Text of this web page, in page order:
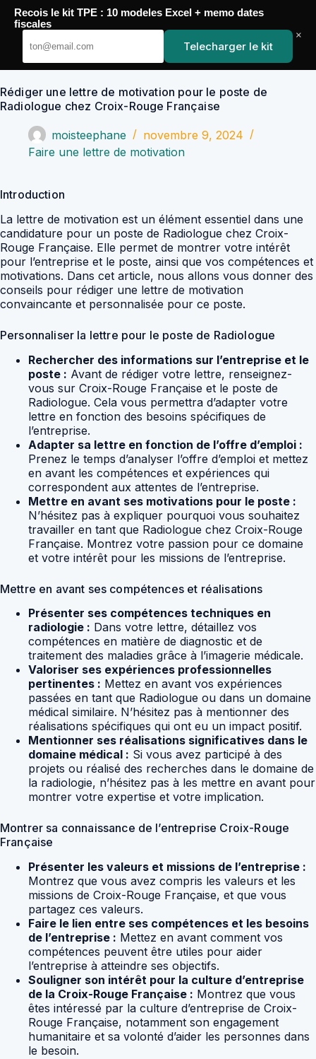
Passer
contenu
YoupiJobs
Rédiger une lettre de motivation pour le poste de
Radiologue chez Croix-Rouge Française
moisteephane
novembre 9, 2024
Faire une lettre de motivation
Introduction
La lettre de motivation est un élément essentiel dans une
candidature pour un poste de Radiologue chez Croix-
Rouge Française. Elle permet de montrer votre intérêt
pour l’entreprise et le poste, ainsi que vos compétences et
motivations. Dans cet article, nous allons vous donner des
conseils pour rédiger une lettre de motivation
convaincante et personnalisée pour ce poste.
Personnaliser la lettre pour le poste de Radiologue
Rechercher des informations sur l’entreprise et le
poste : Avant de rédiger votre lettre, renseignez-
vous sur Croix-Rouge Française et le poste de
Radiologue. Cela vous permettra d’adapter votre
lettre en fonction des besoins spécifiques de
l’entreprise.
Adapter sa lettre en fonction de l’offre d’emploi :
Prenez le temps d’analyser l’offre d’emploi et mettez
en avant les compétences et expériences qui
correspondent aux attentes de l’entreprise.
Mettre en avant ses motivations pour le poste :
N’hésitez pas à expliquer pourquoi vous souhaitez
travailler en tant que Radiologue chez Croix-Rouge
Française. Montrez votre passion pour ce domaine
et votre intérêt pour les missions de l’entreprise.
Mettre en avant ses compétences et réalisations
Présenter ses compétences techniques en
radiologie : Dans votre lettre, détaillez vos
compétences en matière de diagnostic et de
traitement des maladies grâce à l’imagerie médicale.
Valoriser ses expériences professionnelles
pertinentes : Mettez en avant vos expériences
passées en tant que Radiologue ou dans un domaine
médical similaire. N’hésitez pas à mentionner des
réalisations spécifiques qui ont eu un impact positif.
Mentionner ses réalisations significatives dans le
domaine médical : Si vous avez participé à des
projets ou réalisé des recherches dans le domaine de
la radiologie, n’hésitez pas à les mettre en avant pour
montrer votre expertise et votre implication.
Montrer sa connaissance de l’entreprise Croix-Rouge
Française
Présenter les valeurs et missions de l’entreprise :
Montrez que vous avez compris les valeurs et les
missions de Croix-Rouge Française, et que vous
partagez ces valeurs.
Faire le lien entre ses compétences et les besoins
de l’entreprise : Mettez en avant comment vos
compétences peuvent être utiles pour aider
l’entreprise à atteindre ses objectifs.
Souligner son intérêt pour la culture d’entreprise
de la Croix-Rouge Française : Montrez que vous
êtes intéressé par la culture d’entreprise de Croix-
Rouge Française, notamment son engagement
humanitaire et sa volonté d’aider les personnes dans
le besoin.
Recois le kit TPE : 10 modeles Excel + memo dates
fiscales
Telecharger le kit
×